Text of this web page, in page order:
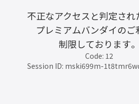
不正なアクセスと判定され
プレミアムバンダイのご
制限しております。
Code: 12
Session ID: mski699m-